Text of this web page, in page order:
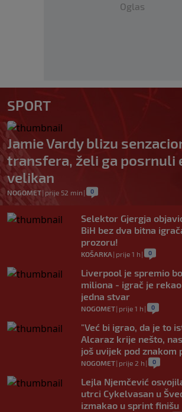
Oglas
SPORT
Jamie Vardy blizu
transfera, želi ga posrnuli
velikan
NOGOMET| prije 52 min | 0
Selektor Gjergja
BiH bez dva bitna
prozoru!
KOŠARKA | prije 1 h | 0
Liverpool je spremio
miliona - igrač je
jedna stvar
NOGOMET| prije 1 h | 0
"Već bi igrao, da je to
Alcaraz krije nešto,
još uvijek pod znakom
NOGOMET| prije 2 h | 0
Lejla Njemčević
utrci Cykelvasan u
izmakao u sprint finišu